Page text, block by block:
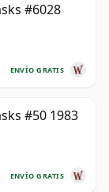
#6028
ENVÍO GRATIS
#50 1983
ENVÍO GRATIS